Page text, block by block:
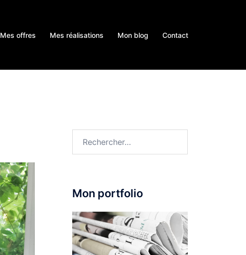
Mes offres Mes réalisations Mon blog Contact
Mon portfolio